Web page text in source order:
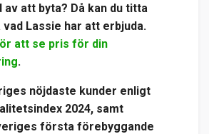
att byta? Då kan du titta
vad Lassie har att erbjuda.
att se pris för din
.
nöjdaste kunder enligt
2024, samt
första förebyggande